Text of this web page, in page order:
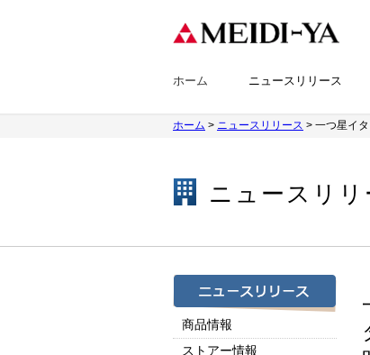
ホーム ニュースリリース
ホーム > ニュースリリース > 一つ星イ
ニュースリリ
商品情報
ストアー情報